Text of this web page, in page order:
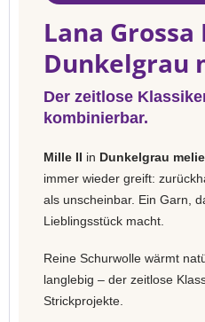
Lana
Dunkelgrau
Der zeitlose
kombinierbar.
Mille II in Dunkelgrau
immer wieder greift:
als unscheinbar. Ein Garn,
Lieblingsstück macht.
Reine Schurwolle wärmt
langlebig – der zeitlose
Strickprojekte.